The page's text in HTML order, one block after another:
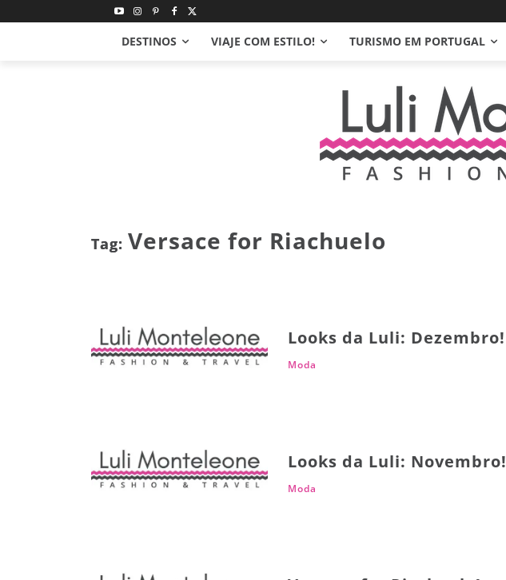
DESTINOS VIAJE COM ESTILO! TURISMO EM PORTUGAL
Tag: Versace for Riachuelo
Looks da Luli: Dezembro!
Moda
Looks da Luli: Novembro!
Moda